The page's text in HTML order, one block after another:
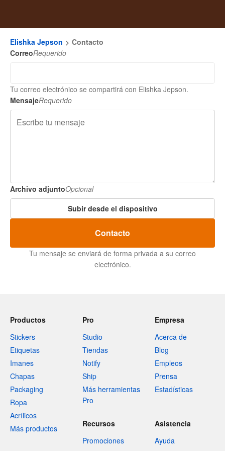
Elishka Jepson
Contacto
CorreoRequerido
Tu correo electrónico se compartirá con Elishka Jepson.
MensajeRequerido
Archivo adjuntoOpcional
Subir desde el dispositivo
Contacto
Tu mensaje se enviará de forma privada a su correo
electrónico.
Productos
Stickers
Etiquetas
Imanes
Chapas
Packaging
Ropa
Acrílicos
Más productos
Pro
Studio
Tiendas
Notify
Ship
Más herramientas
Pro
Empresa
Acerca de
Blog
Empleos
Prensa
Estadísticas
Recursos
Promociones
Asistencia
Ayuda